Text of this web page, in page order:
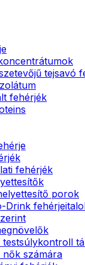
tejsavó
fehérjék
fehérjék
porok
Drink
testsúlykontroll
nők számára